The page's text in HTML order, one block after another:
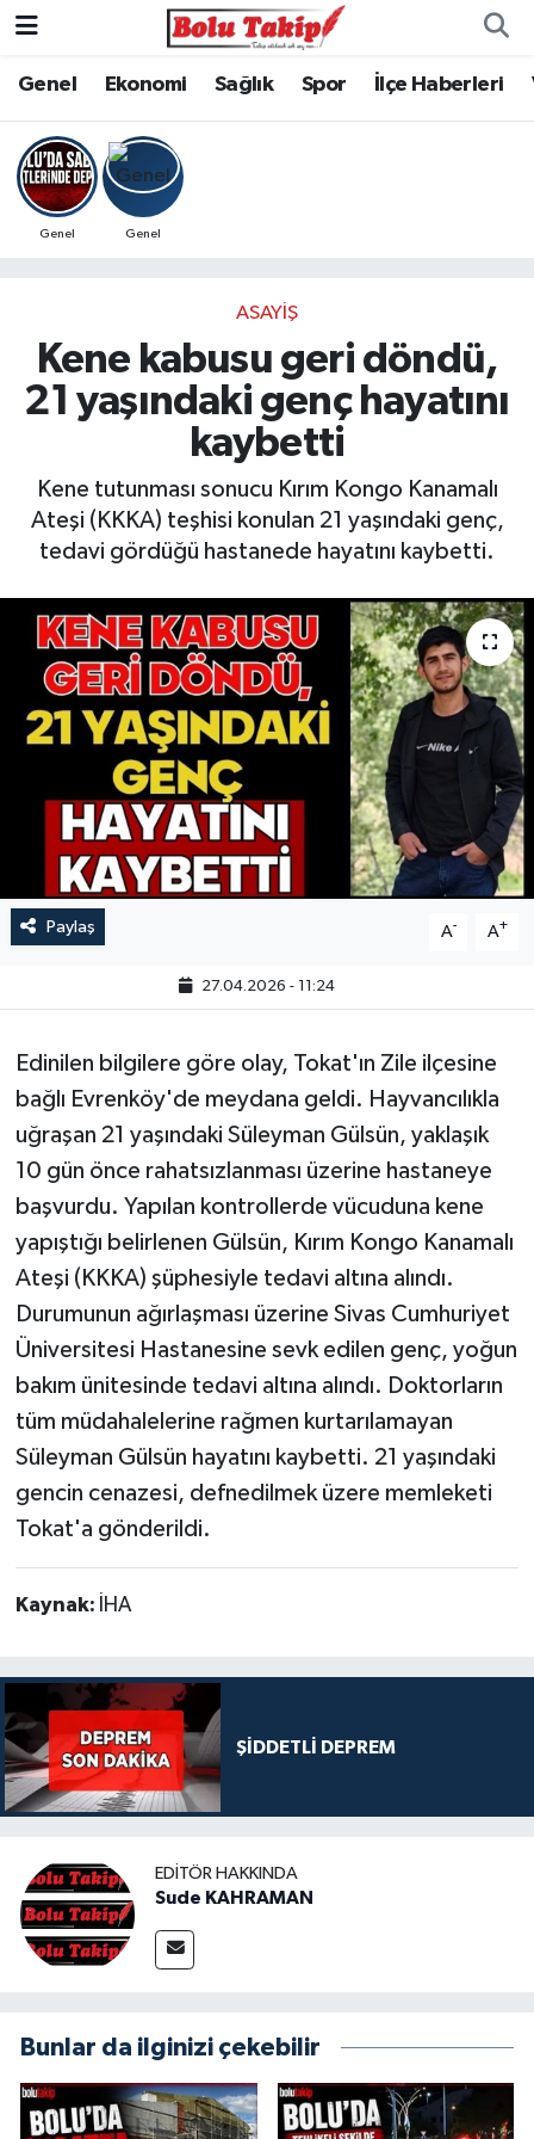
Genel Ekonomi Sağlık Spor İlçe Haberleri
Genel Genel
ASAYIŞ
Kene kabusu geri döndü,
21 yaşındaki genç hayatını
kaybetti
Kene tutunması sonucu Kırım Kongo Kanamalı
Ateşi (KKKA) teşhisi konulan 21 yaşındaki genç,
tedavi gördüğü hastanede hayatını kaybetti.
Paylaş A- A+
27.04.2026 - 11:24
Edinilen bilgilere göre olay, Tokat'ın Zile ilçesine
bağlı Evrenköy'de meydana geldi. Hayvancılıkla
uğraşan 21 yaşındaki Süleyman Gülsün, yaklaşık
10 gün önce rahatsızlanması üzerine hastaneye
başvurdu. Yapılan kontrollerde vücuduna kene
yapıştığı belirlenen Gülsün, Kırım Kongo Kanamalı
Ateşi (KKKA) şüphesiyle tedavi altına alındı.
Durumunun ağırlaşması üzerine Sivas Cumhuriyet
Üniversitesi Hastanesine sevk edilen genç, yoğun
bakım ünitesinde tedavi altına alındı. Doktorların
tüm müdahalelerine rağmen kurtarılamayan
Süleyman Gülsün hayatını kaybetti. 21 yaşındaki
gencin cenazesi, defnedilmek üzere memleketi
Tokat'a gönderildi.
Kaynak: İHA
ŞİDDETLİ DEPREM
EDITÖR HAKKINDA
Sude KAHRAMAN
Bunlar da ilginizi çekebilir